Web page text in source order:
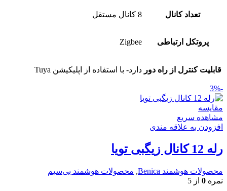
تعداد کانال 8 کانال مستقل
پروتکل ارتباطی Zigbee
قابلیت کنترل از راه دور دارد- با استفاده از اپلیکیشن Tuya
-3%
مقایسه
مشاهده سریع
افزودن به علاقه مندی
رله 12 کانال زیگبی تویا
محصولات هوشمند Benica , محصولات هوشمند بی‌سیم
نمره 0 از 5